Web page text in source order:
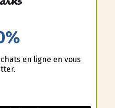
en ligne en vous